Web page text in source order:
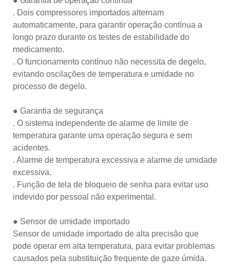
. Dois compressores importados alternam
automaticamente, para garantir operação contínua a
longo prazo durante os testes de estabilidade do
medicamento.
. O funcionamento contínuo não necessita de degelo,
evitando oscilações de temperatura e umidade no
processo de degelo.
● Garantia de segurança
. O sistema independente de alarme de limite de
temperatura garante uma operação segura e sem
acidentes.
. Alarme de temperatura excessiva e alarme de umidade
excessiva.
. Função de tela de bloqueio de senha para evitar uso
indevido por pessoal não experimental.
● Sensor de umidade importado
Sensor de umidade importado de alta precisão que
pode operar em alta temperatura, para evitar problemas
causados ​​pela substituição frequente de gaze úmida.